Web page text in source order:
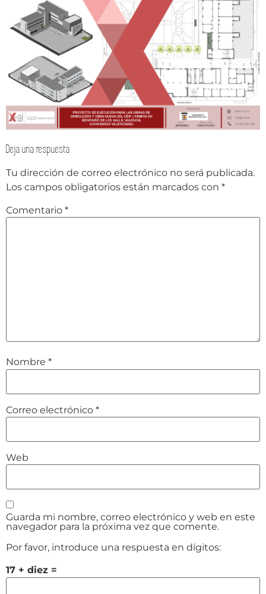
Deja una respuesta
Tu dirección de correo electrónico no será publicada.
Los campos obligatorios están marcados con *
Comentario *
Nombre *
Correo electrónico *
Web
Guarda mi nombre, correo electrónico y web en este
navegador para la próxima vez que comente.
Por favor, introduce una respuesta en dígitos:
17 + diez =